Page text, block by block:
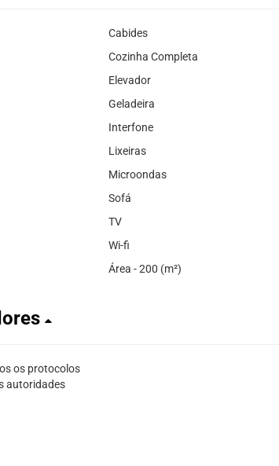
Cabides
Cozinha Completa
Elevador
Geladeira
Interfone
Lixeiras
Microondas
Sofá
TV
Wi-fi
Área - 200 (m²)
os protocolos
autoridades